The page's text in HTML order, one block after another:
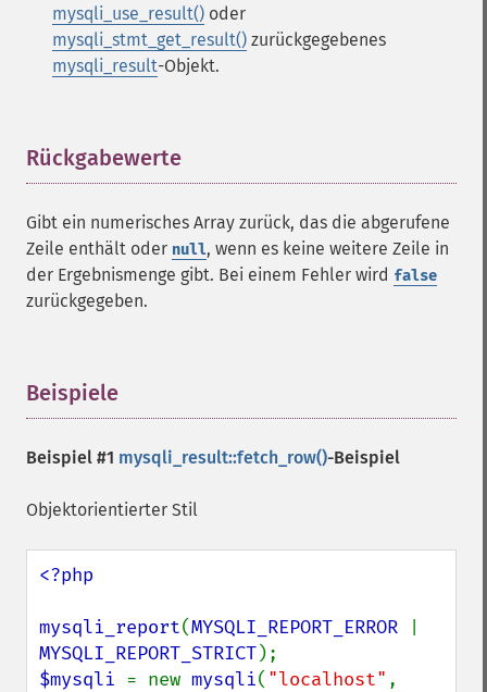
mysqli_use_result() oder
mysqli_stmt_get_result() zurückgegebenes
mysqli_result-Objekt.
Rückgabewerte
Gibt ein numerisches Array zurück, das die abgerufene
Zeile enthält oder null, wenn es keine weitere Zeile in
der Ergebnismenge gibt. Bei einem Fehler wird false
zurückgegeben.
Beispiele
Beispiel #1 mysqli_result::fetch_row()-Beispiel
Objektorientierter Stil
<?php
mysqli_report(MYSQLI_REPORT_ERROR
MYSQLI_REPORT_STRICT
$mysqli = new mysqli( "localhost"